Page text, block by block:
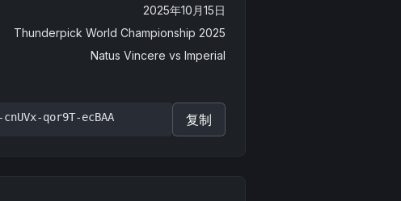
2025年10月15日
Thunderpick World Championship 2025
Natus Vincere vs Imperial
cnUVx-qor9T-ecBAA 复制